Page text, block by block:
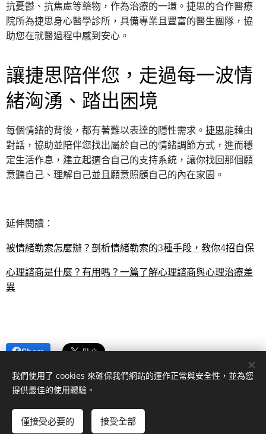
抗憂鬱、抗焦慮等藥物，作為治療的一環。捷思的合作醫療
院所為捷思身心醫學診所，具備專業且豐富的醫生團隊，協
助您在就醫過程中感到安心。
讓捷思陪伴您，走過每一波情
緒洶湧、踏出困境
每個情緒的背後，都有著難以表達的隱性需求。 捷思能藉由
對話，協助並陪伴您找出屬於自己的情緒調節方式，進而穩
定生活作息，建立起適合自己的支持系統，讓你找回那個願
意聽自己、理解自己並且願意照顧自己的內在家園。
延伸閱讀：
被情緒勒索怎麼辦？剖析情緒勒索的3種手段，教你4招自保
心理諮商是什麼？有用嗎？一篇了解心理諮商與心理治療差
異
Share
© 2024 版權所有
Cookies
我們使用了 cookies 來確保我們網站的運作正常與安全性，並為您
提供最佳的使用體驗。
僅接受必要的 接受全部